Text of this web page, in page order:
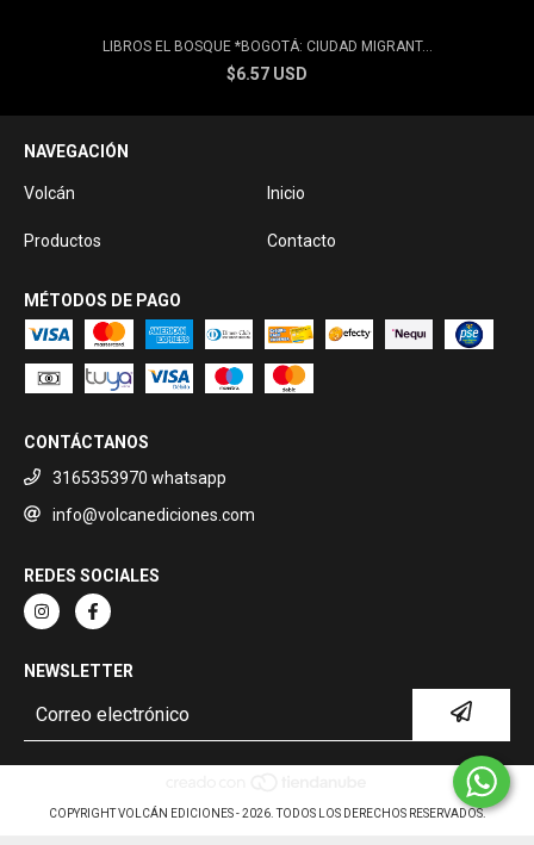
LIBROS EL BOSQUE *BOGOTÁ: CIUDAD MIGRANT...
$6.57 USD
NAVEGACIÓN
Volcán Inicio
Productos Contacto
MÉTODOS DE PAGO
CONTÁCTANOS
3165353970 whatsapp
info@volcanediciones.com
REDES SOCIALES
NEWSLETTER
COPYRIGHT VOLCÁN EDICIONES - 2026. TODOS LOS DERECHOS RESERVADOS.